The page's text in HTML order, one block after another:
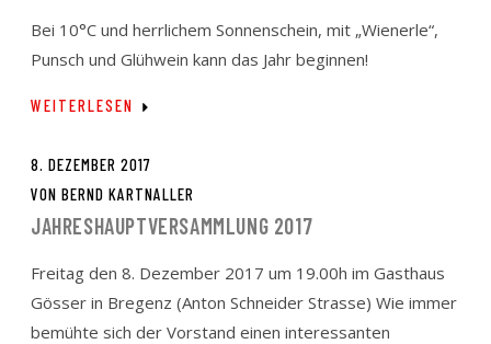
Bei 10°C und herrlichem Sonnenschein, mit „Wienerle“,
Punsch und Glühwein kann das Jahr beginnen!
WEITERLESEN
8. DEZEMBER 2017
VON BERND KARTNALLER
JAHRESHAUPTVERSAMMLUNG 2017
Freitag den 8. Dezember 2017 um 19.00h im Gasthaus
Gösser in Bregenz (Anton Schneider Strasse) Wie immer
bemühte sich der Vorstand einen interessanten